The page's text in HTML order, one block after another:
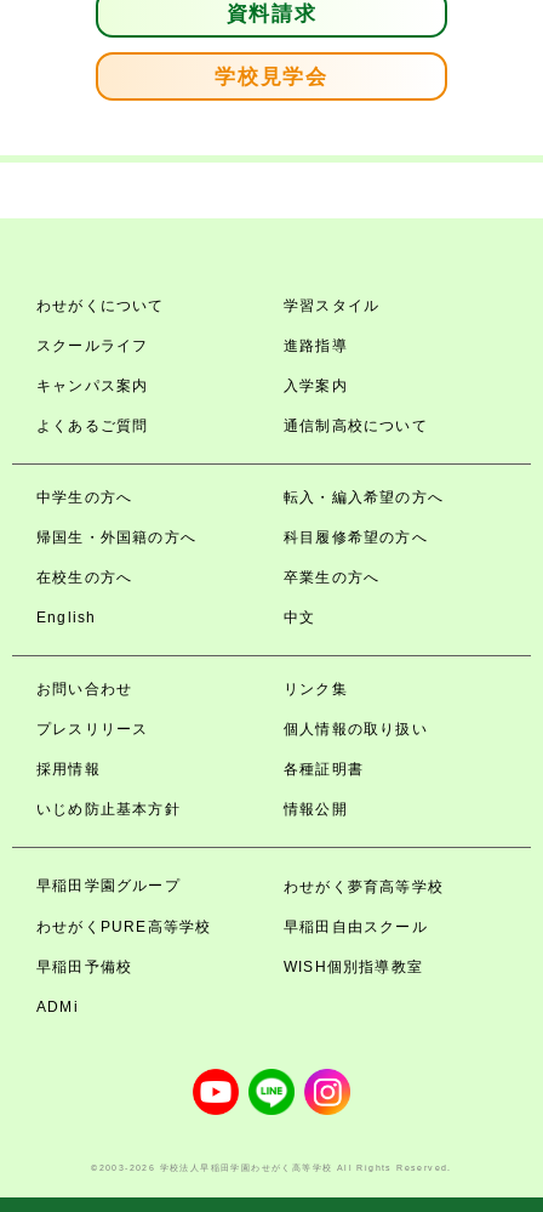
資料請求
学校見学会
わせがくについて 学習スタイル
スクールライフ 進路指導
キャンパス案内 入学案内
よくあるご質問 通信制高校について
中学生の方へ 転入・編入希望の方へ
帰国生・外国籍の方へ 科目履修希望の方へ
在校生の方へ 卒業生の方へ
English 中文
お問い合わせ リンク集
プレスリリース 個人情報の取り扱い
採用情報 各種証明書
いじめ防止基本方針 情報公開
早稲田学園グループ わせがく夢育高等学校
わせがくPURE高等学校 早稲田自由スクール
早稲田予備校 WISH個別指導教室
ADMi
©2003-2026 学校法人早稲田学園わせがく高等学校 All Rights Reserved.